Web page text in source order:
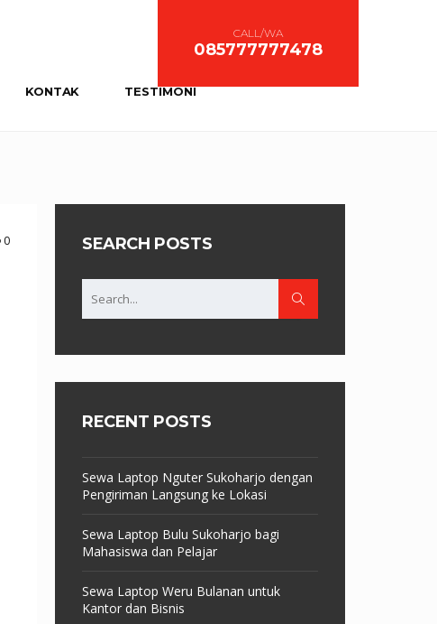
KONTAK TESTIMONI
CALL/WA
085777777478
0 SEARCH POSTS
RECENT POSTS
Sewa Laptop Nguter Sukoharjo dengan
Pengiriman Langsung ke Lokasi
Sewa Laptop Bulu Sukoharjo bagi
Mahasiswa dan Pelajar
Sewa Laptop Weru Bulanan untuk
Kantor dan Bisnis